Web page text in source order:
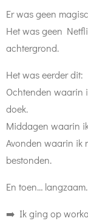
Er was geen
Het was geen
achtergrond.
Het was eerder dit:
Ochtenden waarin
doek.
Middagen waarin
Avonden waarin ik
bestonden.
En toen…
➡️ Ik ging op